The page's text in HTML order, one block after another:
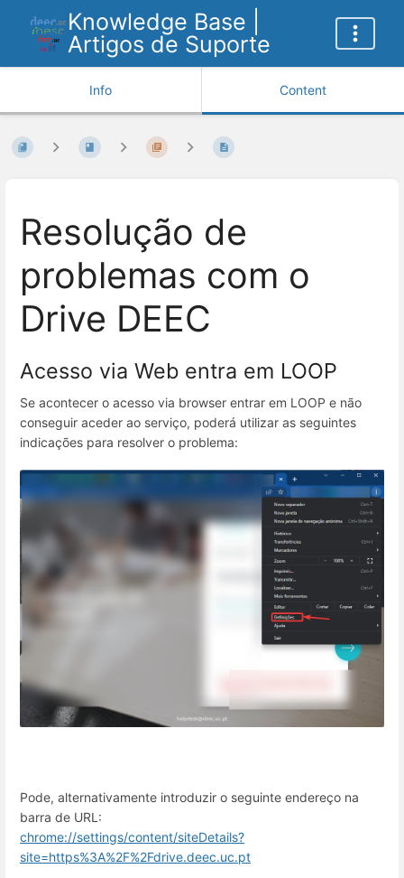
Knowledge Base |
Artigos de Suporte
Info Content
Resolução de
problemas com o
Drive DEEC
Acesso via Web entra em LOOP
Se acontecer o acesso via browser entrar em LOOP e não
conseguir aceder ao serviço, poderá utilizar as seguintes
indicações para resolver o problema:
Pode, alternativamente introduzir o seguinte endereço na
barra de URL:
chrome://settings/content/siteDetails?
site=https%3A%2F%2Fdrive.deec.uc.pt